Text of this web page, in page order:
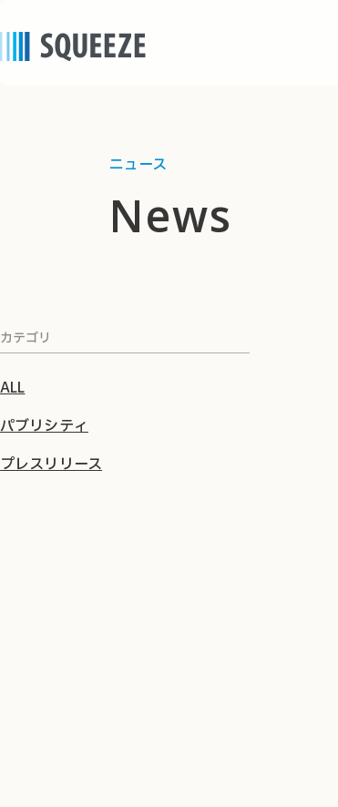
ニュース
news
カテゴリ
ALL
パブリシティ
プレスリリース